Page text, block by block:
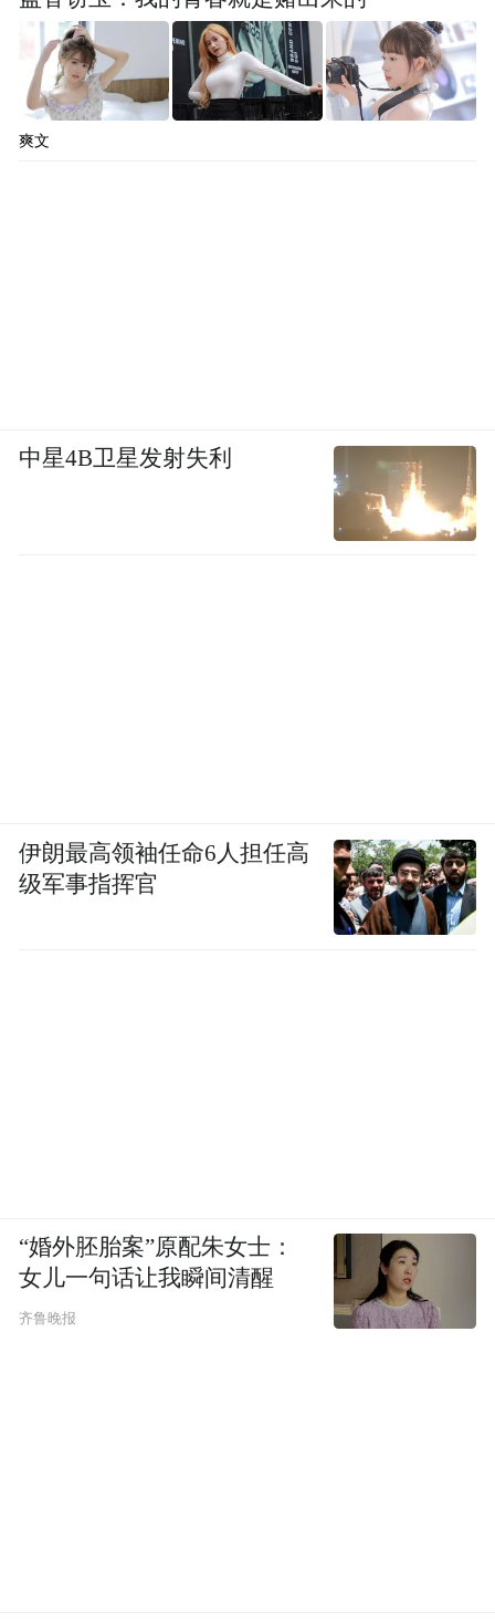
爽文
中星4B卫星发射失利
伊朗最高领袖任命6人担任高
级军事指挥官
“婚外胚胎案”原配朱女士：
女儿一句话让我瞬间清醒
齐鲁晚报